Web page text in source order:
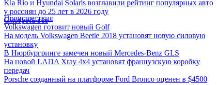
Kia Rio и Hyundai Solaris возглавили рейтинг популярных авто
у россиян до 25 лет в 2026 году
Смотреть все
Происшествия
Volkswagen готовит новый Golf
На модель Volkswagen Beetle 2018 установят новую силовую
установку
В Нюрбургринге замечен новый Mercedes-Benz GLS
На новой LADA Xray 4x4 установят французскую коробку
передач
Porsche созданный на платформе Ford Bronco оценен в $4500